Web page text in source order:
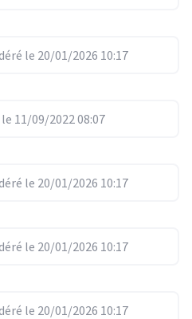
le 20/01/2026 10:17
11/09/2022 08:07
le 20/01/2026 10:17
le 20/01/2026 10:17
le 20/01/2026 10:17